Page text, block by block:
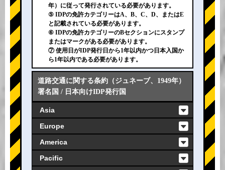
年）に従って発行されている必要があります。
⑤ IDPの免許カテゴリーはA、B、C、D、またはE
と記載されている必要があります。
⑥ IDPの免許カテゴリーのBセクションにスタンプ
またはマークがある必要があります。
⑦ 使用日がIDP発行日から1年以内かつ日本入国か
ら1年以内である必要があります。
道路交通に関する条約（ジュネーブ、1949年）
署名国 / 日本向けIDP発行国
Asia
Europe
America
Pacific